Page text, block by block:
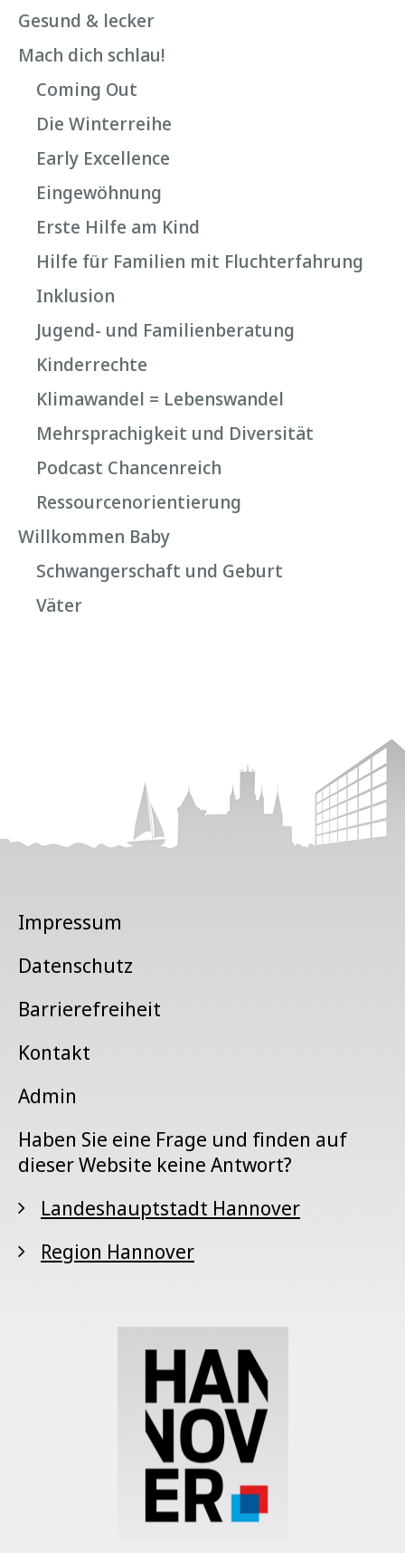
Gesund & lecker
Mach dich schlau!
Coming Out
Die Winterreihe
Early Excellence
Eingewöhnung
Erste Hilfe am Kind
Hilfe für Familien mit Fluchterfahrung
Inklusion
Jugend- und Familienberatung
Kinderrechte
Klimawandel = Lebenswandel
Mehrsprachigkeit und Diversität
Podcast Chancenreich
Ressourcenorientierung
Willkommen Baby
Schwangerschaft und Geburt
Väter
Impressum
Datenschutz
Barrierefreiheit
Kontakt
Admin
Haben Sie eine Frage und finden auf
dieser Website keine Antwort?
Landeshauptstadt Hannover
Region Hannover